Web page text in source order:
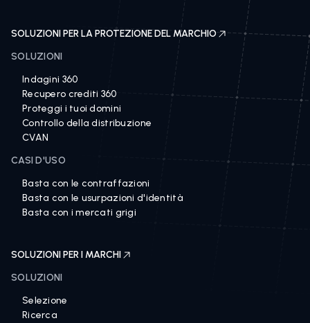
SOLUZIONI PER LA PROTEZIONE DEL MARCHIO
SOLUZIONI
Indagini 360
Recupero crediti 360
Proteggi i tuoi domini
Controllo della distribuzione
CVAN
CASI D'USO
Basta con le contraffazioni
Basta con le usurpazioni d'identità
Basta con i mercati grigi
SOLUZIONI PER I MARCHI
SOLUZIONI
Selezione
Ricerca